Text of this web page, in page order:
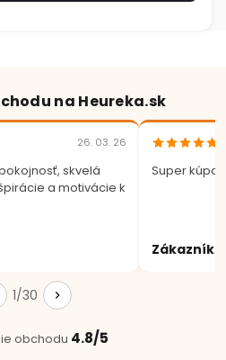
na Heureka.sk
26. 03. 26
skvelá
a motivácie k
Super
Zákazník
1/30
obchodu 4.8/5